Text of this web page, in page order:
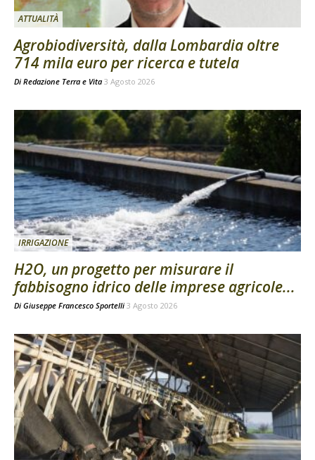
ATTUALITÀ
Agrobiodiversità, dalla Lombardia oltre
714 mila euro per ricerca e tutela
Di Redazione Terra e Vita 3 Agosto 2026
IRRIGAZIONE
H2O, un progetto per misurare il
fabbisogno idrico delle imprese agricole...
Di Giuseppe Francesco Sportelli 3 Agosto 2026